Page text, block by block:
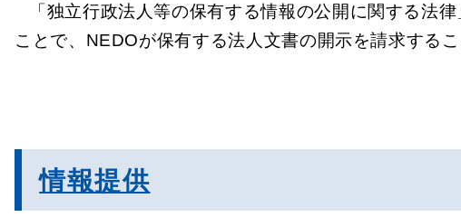
「独立行政法人等の保有する情報の公開に関する法
ことで、NEDOが保有する法人文書の開示を請求するこ
情報提供